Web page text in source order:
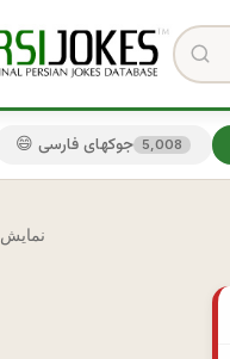
😄 جوکهای فارسی 5,008
نمایش 1–1 از 1 جوک